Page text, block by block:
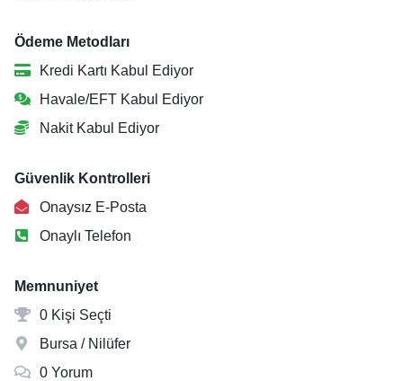
Ödeme Metodları
Kredi Kartı Kabul Ediyor
Havale/EFT Kabul Ediyor
Nakit Kabul Ediyor
Güvenlik Kontrolleri
Onaysız E-Posta
Onaylı Telefon
Memnuniyet
0 Kişi Seçti
Bursa / Nilüfer
0 Yorum